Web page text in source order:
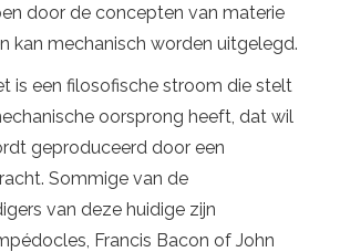
door de concepten van materie
kan mechanisch worden uitgelegd.
is een filosofische stroom die stelt
oorsprong heeft, dat wil
geproduceerd door een
Sommige van de
van deze huidige zijn
Francis Bacon of John